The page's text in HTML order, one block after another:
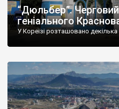
“Дюльбер”. Черговий
геніального
У Кореїзі розташовано